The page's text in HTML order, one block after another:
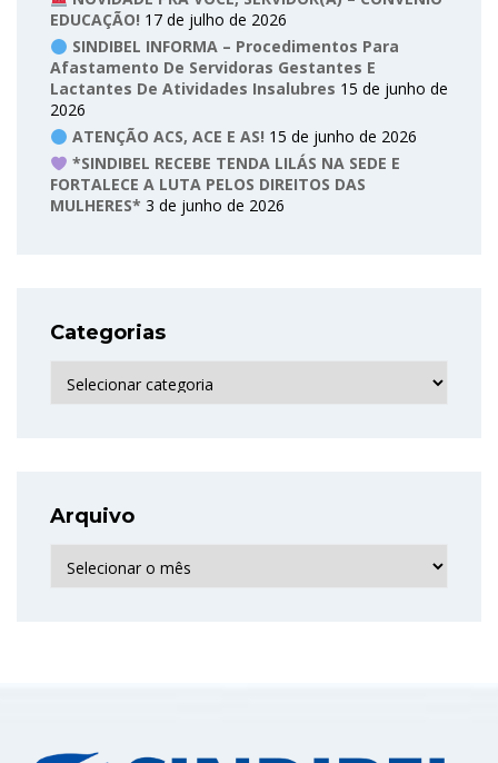
EDUCAÇÃO! 17 de julho de 2026
SINDIBEL INFORMA – Procedimentos Para
Afastamento De Servidoras Gestantes E
Lactantes De Atividades Insalubres 15 de junho de
2026
ATENÇÃO ACS, ACE E AS! 15 de junho de 2026
*SINDIBEL RECEBE TENDA LILÁS NA SEDE E
FORTALECE A LUTA PELOS DIREITOS DAS
MULHERES* 3 de junho de 2026
Categorias
Categorias
Arquivo
Arquivo